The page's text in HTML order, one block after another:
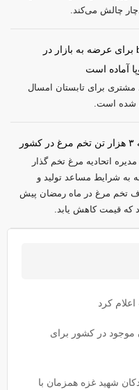
چالش می‌کند.
تویوتا bZ۴X برای عرضه به بازار در
آماده است
مشتری برای تابستان امسال
شده است.
اتحادیه مرغ تخم گذار
به شرایط مساعد تولید و
تخم مرغ در ماه رمضان پیش
که قیمت کاهش یابد.
کرد
موجود در کشور برای
شهید غزه همزمان با